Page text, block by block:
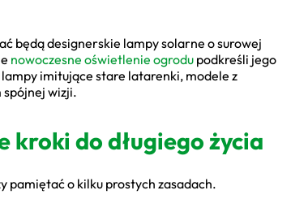
będą designerskie lampy solarne o surowej
nowoczesne oświetlenie ogrodu podkreśli jego
imitujące stare latarenki, modele z
wizji.
kroki do długiego życia
pamiętać o kilku prostych zasadach.